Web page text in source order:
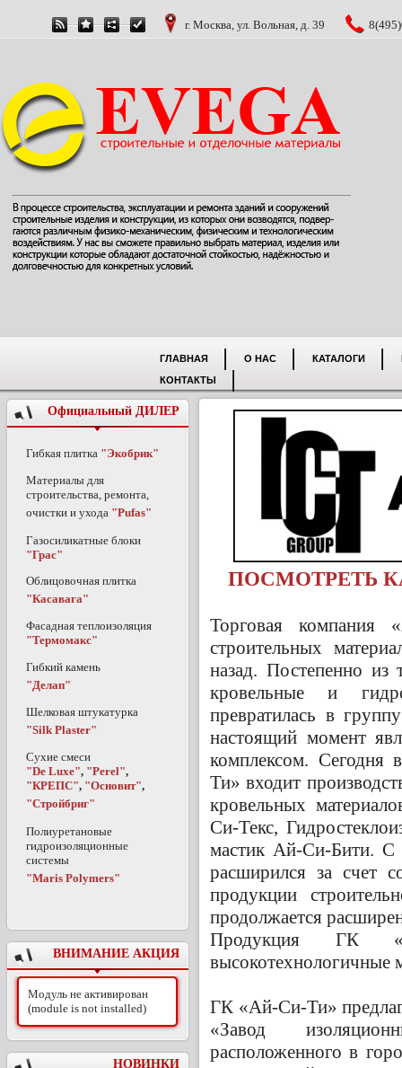
г. Москва, ул. Вольная, д. 39
ГЛАВНАЯ О НАС КАТАЛОГИ
КОНТАКТЫ
Официальный ДИЛЕР
Гибкая плитка "Экобрик"
Материалы для
строительства, ремонта,
очистки и ухода "Pufas"
Газосиликатные блоки
"Грас"
Облицовочная плитка
"Касавага"
Фасадная теплоизоляция
"Термомакс"
Гибкий камень
"Делап"
Шелковая штукатурка
"Silk Plaster"
Сухие смеси
"De Luxe", "Perel",
"КРЕПС", "Основит",
"Стройбриг"
Полиуретановые
гидроизоляционные
системы
"Maris Polymers"
ВНИМАНИЕ АКЦИЯ
Модуль не активирован
(module is not installed)
НОВИНКИ
ПОСМОТРЕТЬ
Торговая компания
строительных
назад. Постепенно из
кровельные и
превратилась в
настоящий момент
комплексом. Сегодня
Ти» входит
кровельных
Си-Текс,
мастик Ай-Си-Бити. С
расширился за счет
продукции
продолжается
Продукция ГК
высокотехнологичные
ГК «Ай-Си-Ти»
«Завод
расположенного в